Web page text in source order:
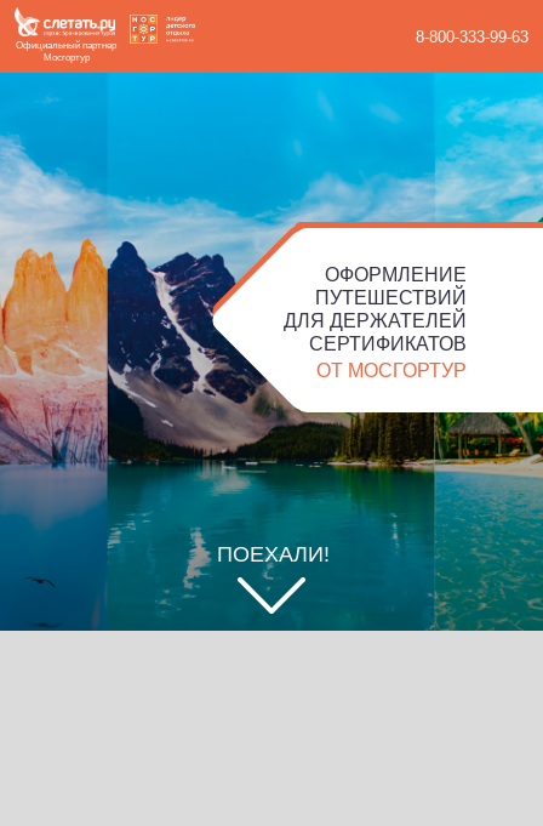
8-800-333-99-63
Официальный партнер
Мосгортур
ОФОРМЛЕНИЕ
ПУТЕШЕСТВИЙ
ДЛЯ ДЕРЖАТЕЛЕЙ
СЕРТИФИКАТОВ
ПОЕХАЛИ!
ОТ МОСГОРТУР